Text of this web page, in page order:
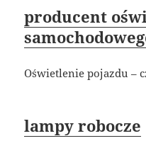
producent
Oświetlenie pojazdu –
lampy robocze